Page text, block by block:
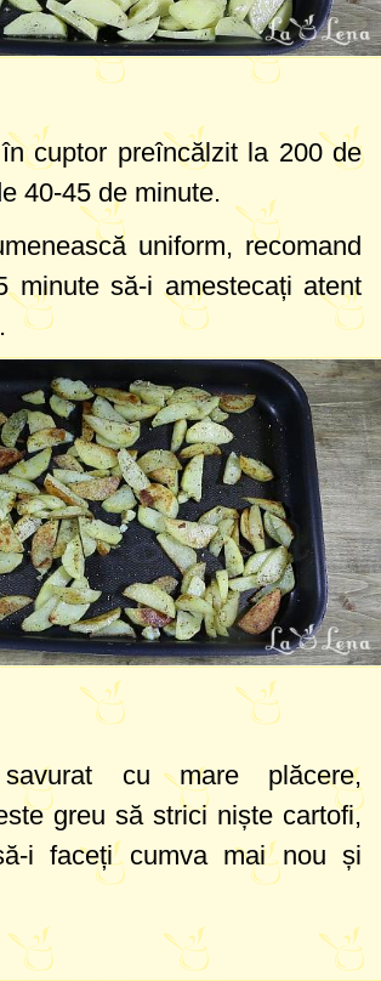
cuptor preîncălzit la 200 de
40-45 de minute.
uniform, recomand
minute să-i amestecați atent
cu mare plăcere,
greu să strici niște cartofi,
i faceți cumva mai nou și